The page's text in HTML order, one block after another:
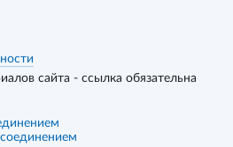
сайта - ссылка обязательна